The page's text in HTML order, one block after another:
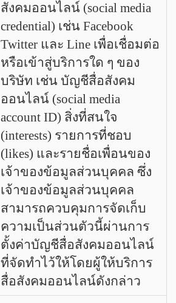
สังคมออนไลน์ (social media
credential) เช่น Facebook
Twitter และ Line เพื่อเชื่อมต่อ
หรือเข้าสู่บริการใด ๆ ของ
บริษัท เช่น บัญชีสื่อสังคม
ออนไลน์ (social media
account ID) สิ่งที่สนใจ
(interests) รายการที่ชอบ
(likes) และรายชื่อเพื่อนของ
เจ้าของข้อมูลส่วนบุคคล ซึ่ง
เจ้าของข้อมูลส่วนบุคคล
สามารถควบคุมการจัดเก็บ
ความเป็นส่วนตัวนี้ผ่านการ
ตั้งค่าบัญชีสื่อสังคมออนไลน์
ที่จัดทำไว้ให้โดยผู้ให้บริการ
สื่อสังคมออนไลน์ดังกล่าว